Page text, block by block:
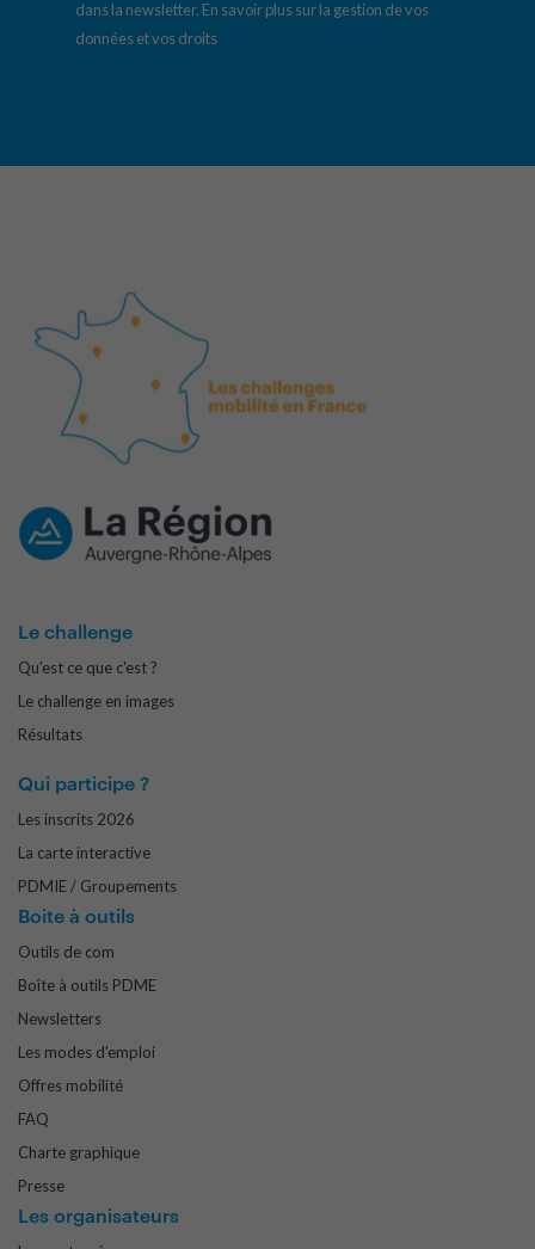
dans la newsletter. En savoir plus sur la gestion de vos
données et vos droits
Le challenge
Qu'est ce que c'est ?
Le challenge en images
Résultats
Qui participe ?
Les inscrits 2026
La carte interactive
PDMIE / Groupements
Boite à outils
Outils de com
Boîte à outils PDME
Newsletters
Les modes d'emploi
Offres mobilité
FAQ
Charte graphique
Presse
Les organisateurs